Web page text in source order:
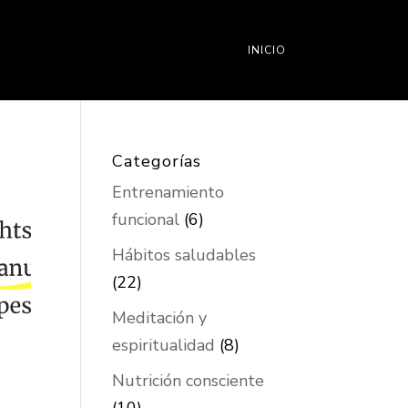
INICIO
Categorías
Entrenamiento
funcional(6)
Hábitos saludables
(22)
Meditación y
espiritualidad (8)
Nutrición consciente